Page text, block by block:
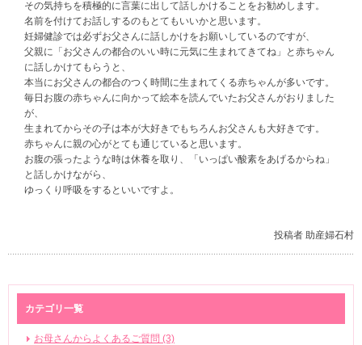
その気持ちを積極的に言葉に出して話しかけることをお勧めします。
名前を付けてお話しするのもとてもいいかと思います。
妊婦健診では必ずお父さんに話しかけをお願いしているのですが、
父親に「お父さんの都合のいい時に元気に生まれてきてね」と赤ちゃん
に話しかけてもらうと、
本当にお父さんの都合のつく時間に生まれてくる赤ちゃんが多いです。
毎日お腹の赤ちゃんに向かって絵本を読んでいたお父さんがおりました
が、
生まれてからその子は本が大好きでもちろんお父さんも大好きです。
赤ちゃんに親の心がとても通じていると思います。
お腹の張ったような時は休養を取り、「いっぱい酸素をあげるからね」
と話しかけながら、
ゆっくり呼吸をするといいですよ。
投稿者 助産婦石村
カテゴリ一覧
お母さんからよくあるご質問 (3)